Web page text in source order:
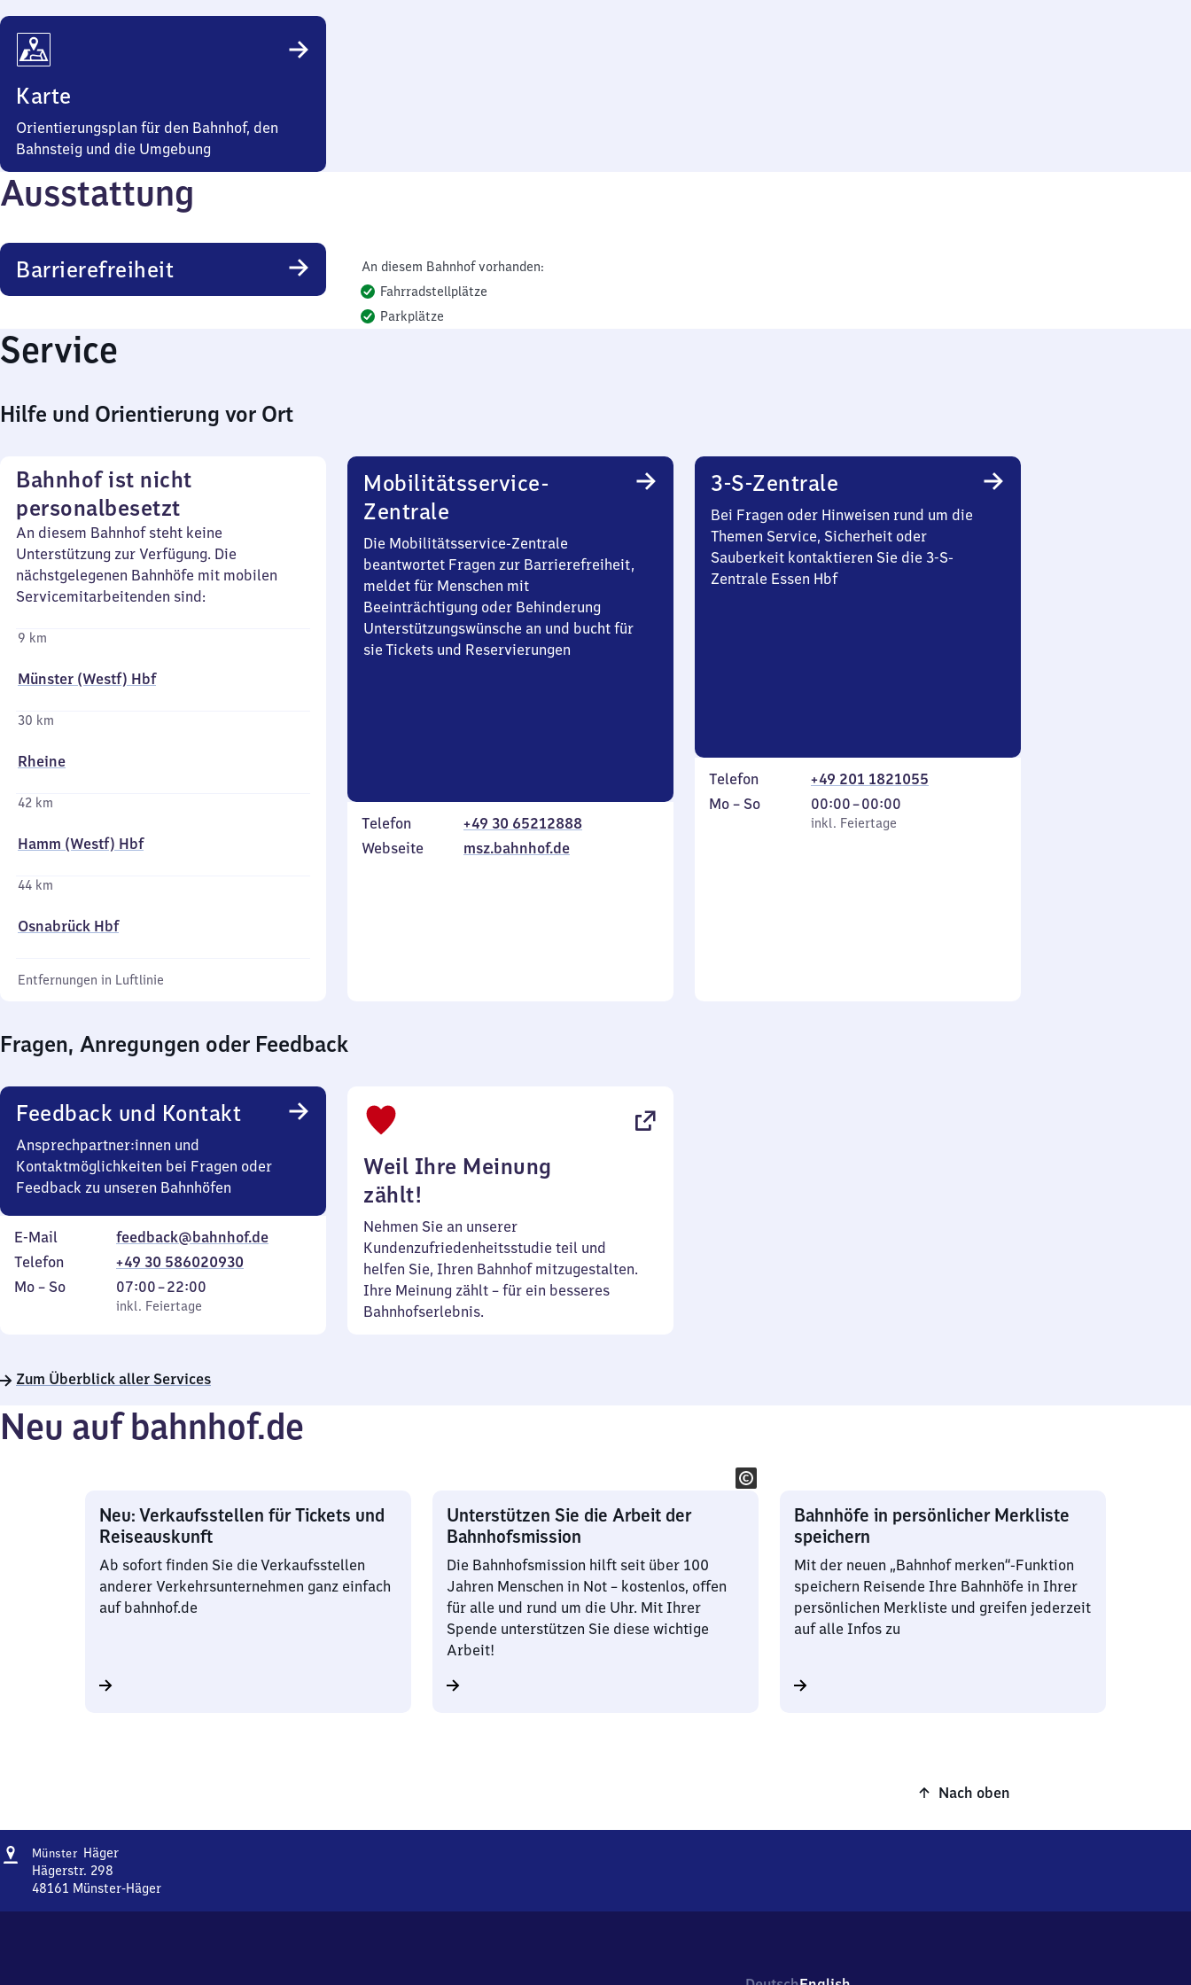
Karte
Orientierungsplan für den Bahnhof, den
Bahnsteig und die Umgebung
Ausstattung
Barrierefreiheit
An diesem Bahnhof vorhanden:
Fahrradstellplätze
Parkplätze
Service
Hilfe und Orientierung vor Ort
Bahnhof ist nicht
personalbesetzt
An diesem Bahnhof steht keine
Unterstützung zur Verfügung. Die
nächstgelegenen Bahnhöfe mit mobilen
Servicemitarbeitenden sind:
9 km
Münster (Westf) Hbf
30 km
Rheine
42 km
Hamm (Westf) Hbf
44 km
Osnabrück Hbf
Entfernungen in Luftlinie
Mobilitätsservice-
Zentrale
Die Mobilitätsservice-Zentrale
beantwortet Fragen zur Barrierefreiheit,
meldet für Menschen mit
Beeinträchtigung oder Behinderung
Unterstützungswünsche an und bucht für
sie Tickets und Reservierungen
Telefon
+49 30 65212888
Webseite
msz.bahnhof.de
3-S-Zentrale
Bei Fragen oder Hinweisen rund um die
Themen Service, Sicherheit oder
Sauberkeit kontaktieren Sie die 3-S-
Zentrale Essen Hbf
Telefon
+49 201 1821055
Montag
Mo – So,
inkl. Feiertage
00:00–00:00
Von
0
inkl. Feiertage
Fragen, Anregungen oder Feedback
Feedback und Kontakt
Ansprechpartner:innen und
Kontaktmöglichkeiten bei Fragen oder
Feedback zu unseren Bahnhöfen
E-Mail
feedback@bahnhof.de
Telefon
+49 30 586020930
Montag
Mo – So,
inkl. Feiertage
07:00–22:00
Von
7
22
inkl. Feiertage
Weil Ihre Meinung
zählt!
Nehmen Sie an unserer
Kundenzufriedenheitsstudie teil und
helfen Sie, Ihren Bahnhof mitzugestalten.
Ihre Meinung zählt – für ein besseres
Bahnhofserlebnis.
Zum Überblick aller Services
Neu auf bahnhof.de
Neu: Verkaufsstellen für Tickets und
Reiseauskunft
Ab sofort finden Sie die Verkaufsstellen
anderer Verkehrsunternehmen ganz einfach
auf bahnhof.de
Unterstützen Sie die Arbeit der
Bahnhofsmission
Die Bahnhofsmission hilft seit über 100
Jahren Menschen in Not – kostenlos, offen
für alle und rund um die Uhr. Mit Ihrer
Spende unterstützen Sie diese wichtige
Arbeit!
Bahnhöfe in persönlicher Merkliste
speichern
Mit der neuen „Bahnhof merken“-Funktion
speichern Reisende Ihre Bahnhöfe in Ihrer
persönlichen Merkliste und greifen jederzeit
auf alle Infos zu
Nach oben
Adresse
Münster HägerMünster-
Hägerstr. 298
48161 Münster-Häger